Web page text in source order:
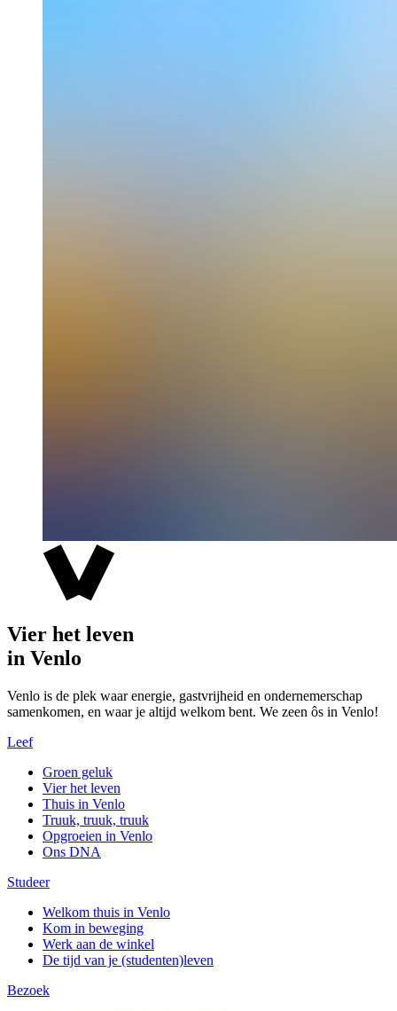
Vier het leven
in Venlo
Venlo is de plek waar energie, gastvrijheid en ondernemerschap
samenkomen, en waar je altijd welkom bent. We zeen ôs in Venlo!
Leef
Groen geluk
Vier het leven
Thuis in Venlo
Truuk, truuk, truuk
Opgroeien in Venlo
Ons DNA
Studeer
Welkom thuis in Venlo
Kom in beweging
Werk aan de winkel
De tijd van je (studenten)leven
Bezoek